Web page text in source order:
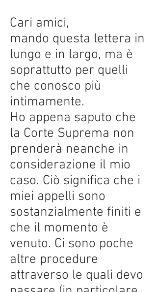
Cari amici,
mando questa lettera in
lungo e in largo, ma è
soprattutto per quelli
che conosco più
intimamente.
Ho appena saputo che
la Corte Suprema non
prenderà neanche in
considerazione il mio
caso. Ciò significa che i
miei appelli sono
sostanzialmente finiti e
che il momento è
venuto. Ci sono poche
altre procedure
attraverso le quali devo